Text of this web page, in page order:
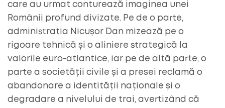
care au urmat conturează imaginea unei
Românii profund divizate. Pe de o parte,
administrația Nicușor Dan mizează pe o
rigoare tehnică și o aliniere strategică la
valorile euro-atlantice, iar pe de altă parte, o
parte a societății civile și a presei reclamă o
abandonare a identității naționale și o
degradare a nivelului de trai, avertizând că